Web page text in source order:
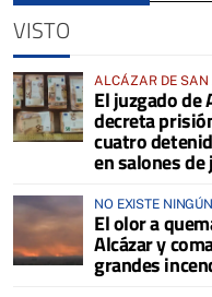
VISTO
ALCÁZAR DE SAN
El juzgado de
decreta
cuatro
en salones de
NO EXISTE
COMARCA
El olor a
Alcázar y
grandes